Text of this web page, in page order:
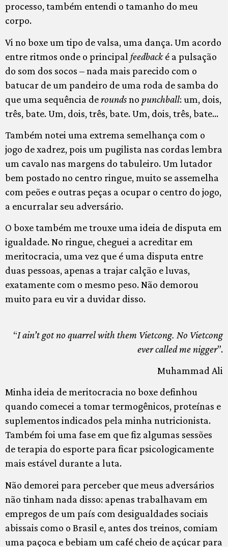
processo, também entendi o tamanho do meu
corpo.
Vi no boxe um tipo de valsa, uma dança. Um acordo
entre ritmos onde o principal feedbacké a pulsação
do som dos socos – nada mais parecido com o
batucar de um pandeiro de uma roda de samba do
que uma sequência deroundsno punchball: um, dois,
três, bate. Um, dois, três, bate. Um, dois, três, bate…
Também notei uma extrema semelhança com o
jogo de xadrez, pois um pugilista nas cordas lembra
um cavalo nas margens do tabuleiro. Um lutador
bem postado no centro ringue, muito se assemelha
com peões e outras peças a ocupar o centro do jogo,
a encurralar seu adversário.
O boxe também me trouxe uma ideia de disputa em
igualdade. No ringue, cheguei a acreditar em
meritocracia, uma vez que é uma disputa entre
duas pessoas, apenas a trajar calção e luvas,
exatamente com o mesmo peso. Não demorou
muito para eu vir a duvidar disso.
“I ain’t got no quarrel with them Vietcong. No Vietcong
ever called me nigger”.
Muhammad Ali
Minha ideia de meritocracia no boxe definhou
quando comecei a tomar termogênicos, proteínas e
suplementos indicados pela minha nutricionista.
Também foi uma fase em que fiz algumas sessões
de terapia do esporte para ficar psicologicamente
mais estável durante a luta.
Não demorei para perceber que meus adversários
não tinham nada disso: apenas trabalhavam em
empregos de um país com desigualdades sociais
abissais como o Brasil e, antes dos treinos, comiam
uma paçoca e bebiam um café cheio de açúcar para